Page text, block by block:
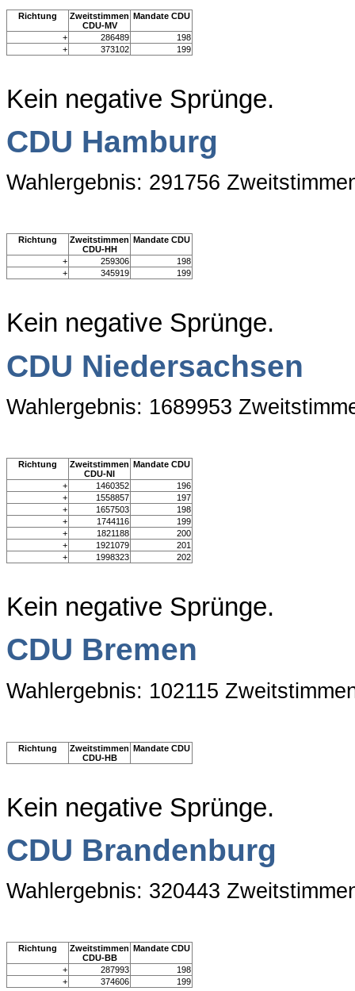
Richtung
Zweitstimmen
CDU-MV
Mandate CDU
+ 286489
198
+
373102 199
Kein negative Sprünge.
CDU Hamburg
Wahlergebnis: 291756
Richtung
Zweitstimmen
CDU-HH
Mandate CDU
+ 259306
198
+
345919 199
Kein negative Sprünge.
CDU Niedersachsen
Wahlergebnis: 1689953
Richtung
Zweitstimmen
CDU-NI
Mandate CDU
+ 1460352
196
+
1558857
197
+
1657503
198
+
1744116
199
+
1821188
200
+
1921079
201
+
1998323 202
Kein negative Sprünge.
CDU Bremen
Wahlergebnis: 102115
Richtung
Zweitstimmen
CDU-HB
Mandate CDU
Kein negative Sprünge.
CDU Brandenburg
Wahlergebnis: 320443
Richtung
Zweitstimmen
CDU-BB
Mandate CDU
+ 287993
198
+
374606 199